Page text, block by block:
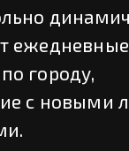
ежедневные
городу,
с новыми